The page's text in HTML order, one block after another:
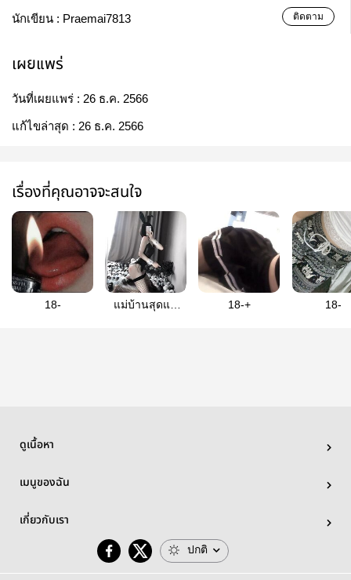
นักเขียน : Praemai7813 ติดตาม
เผยแพร่
วันที่เผยแพร่ : 26 ธ.ค. 2566
แก้ไขล่าสุด : 26 ธ.ค. 2566
เรื่องที่คุณอาจจะสนใจ
18-
แม่บ้านสุดแซ่
18-+ 18-
ดูเนื้อหา
เมนูของฉัน
เกี่ยวกับเรา
ปกติ